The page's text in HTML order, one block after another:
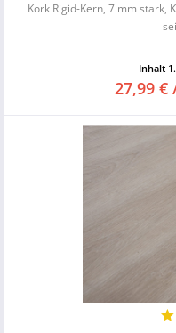
Kork Rigid-Kern, 7 mm stark,
Inhalt
27,99 €